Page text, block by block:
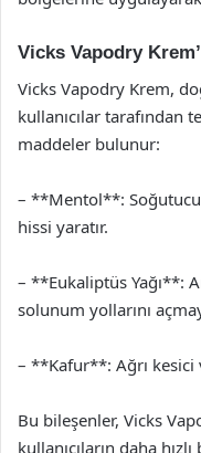
Vicks Vapodry
Vicks Vapodry Krem,
kullanıcılar tarafından
maddeler bulunur:
– **Mentol**:
hissi yaratır.
– **Eukaliptüs Yağı**:
solunum yollarını
– **Kafur**: Ağrı kesici
Bu bileşenler, Vicks
kullanıcıların daha